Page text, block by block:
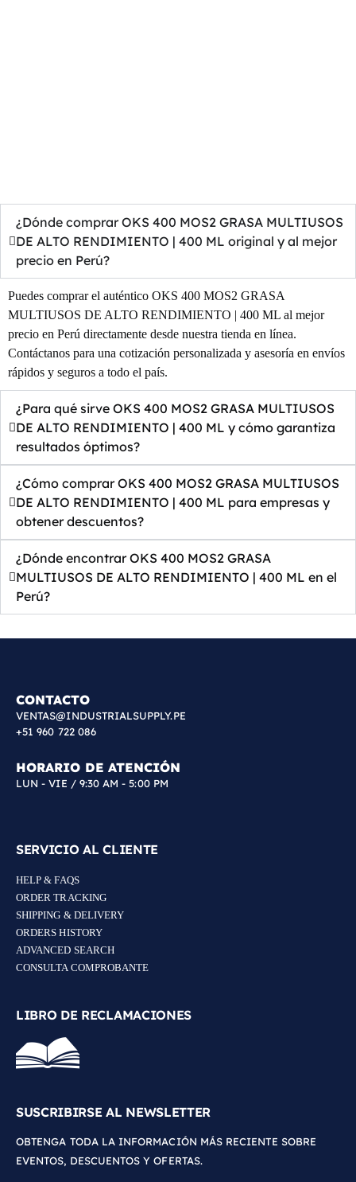
¿Dónde comprar OKS 400 MOS2 GRASA MULTIUSOS
DE ALTO RENDIMIENTO | 400 ML original y al mejor
precio en Perú?
Puedes comprar el auténtico OKS 400 MOS2 GRASA
MULTIUSOS DE ALTO RENDIMIENTO | 400 ML al mejor
precio en Perú directamente desde nuestra tienda en línea.
Contáctanos para una cotización personalizada y asesoría en envíos
rápidos y seguros a todo el país.
¿Para qué sirve OKS 400 MOS2 GRASA MULTIUSOS
DE ALTO RENDIMIENTO | 400 ML y cómo garantiza
resultados óptimos?
¿Cómo comprar OKS 400 MOS2 GRASA MULTIUSOS
DE ALTO RENDIMIENTO | 400 ML para empresas y
obtener descuentos?
¿Dónde encontrar OKS 400 MOS2 GRASA
MULTIUSOS DE ALTO RENDIMIENTO | 400 ML en el
Perú?
CONTACTO
VENTAS@INDUSTRIALSUPPLY.PE
+51 960 722 086
HORARIO DE ATENCIÓN
LUN - VIE / 9:30 AM - 5:00 PM
SERVICIO AL CLIENTE
HELP & FAQS
ORDER TRACKING
SHIPPING & DELIVERY
ORDERS HISTORY
ADVANCED SEARCH
CONSULTA COMPROBANTE
LIBRO DE RECLAMACIONES
SUSCRIBIRSE AL NEWSLETTER
OBTENGA TODA LA INFORMACIÓN MÁS RECIENTE SOBRE
EVENTOS, DESCUENTOS Y OFERTAS.